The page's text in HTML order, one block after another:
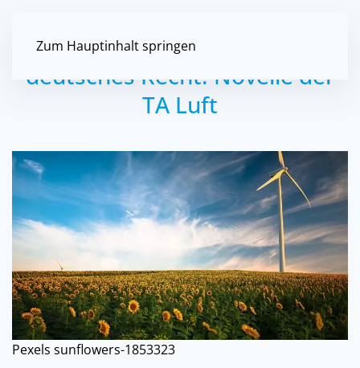
Zum Hauptinhalt springen
Umsetzung der IED in
deutsches Recht: Novelle der
TA Luft
Pexels sunflowers-1853323